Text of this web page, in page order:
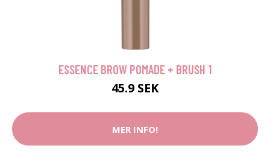
ESSENCE BROW POMADE + BRUSH 1
45.9 SEK
MER INFO!